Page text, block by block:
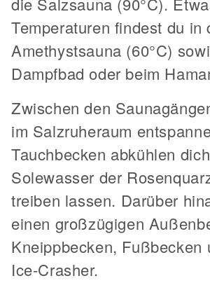
Temperaturen findest du in
Amethystsauna (60°C)
Dampfbad oder beim
Zwischen den
im Salzruheraum
Tauchbecken abkühlen
Solewasser der
treiben lassen. Darüber
einen großzügigen
Kneippbecken, Fußbecken
Ice-Crasher.